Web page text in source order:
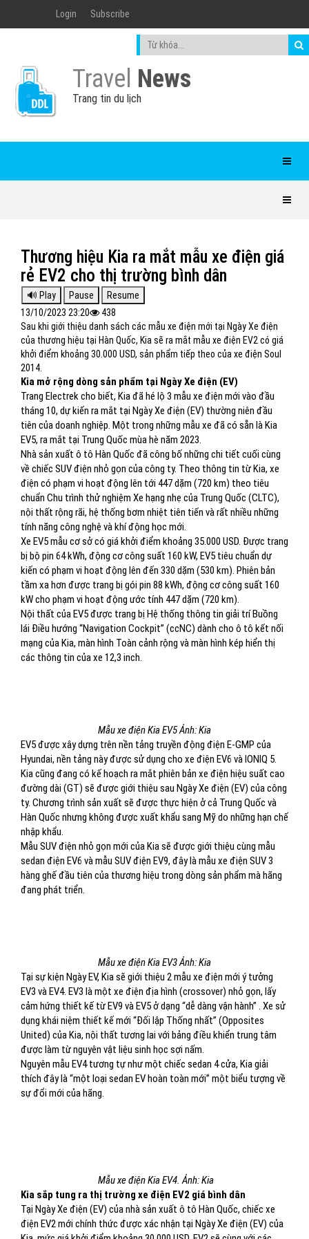
Login Subscribe
Travel News
Trang tin du lịch
Thương hiệu Kia ra mắt mẫu xe điện giá
rẻ EV2 cho thị trường bình dân
13/10/2023 23:20
438
Sau khi giới thiệu danh sách các mẫu xe điện mới tại Ngày Xe điện
của thương hiệu tại Hàn Quốc, Kia sẽ ra mắt mẫu xe điện EV2 có giá
khởi điểm khoảng 30.000 USD, sản phẩm tiếp theo của xe điện Soul
2014.
Kia mở rộng dòng sản phẩm tại Ngày Xe điện (EV)
Trang Electrek cho biết, Kia đã hé lộ 3 mẫu xe điện mới vào đầu
tháng 10, dự kiến ​​ra mắt tại Ngày Xe điện (EV) thường niên đầu
tiên của doanh nghiệp. Một trong những mẫu xe đã có sẵn là Kia
EV5, ra mắt tại Trung Quốc mùa hè năm 2023.
Nhà sản xuất ô tô Hàn Quốc đã công bố những chi tiết cuối cùng
về chiếc SUV điện nhỏ gọn của công ty. Theo thông tin từ Kia, xe
điện có phạm vi hoạt động lên tới 447 dặm (720 km) theo tiêu
chuẩn Chu trình thử nghiệm Xe hạng nhẹ của Trung Quốc (CLTC),
nội thất rộng rãi, hệ thống bơm nhiệt tiên tiến và rất nhiều những
tính năng công nghệ và khí động học mới.
Xe EV5 mẫu cơ sở có giá khởi điểm khoảng 35.000 USD. Được trang
bị bộ pin 64 kWh, động cơ công suất 160 kW, EV5 tiêu chuẩn dự
kiến có phạm vi hoạt động lên đến 330 dặm (530 km). Phiên bản
tầm xa hơn được trang bị gói pin 88 kWh, động cơ công suất 160
kW cho phạm vi hoạt động ước tính 447 dặm (720 km).
Nội thất của EV5 được trang bị Hệ thống thông tin giải trí Buồng
lái Điều hướng “Navigation Cockpit” (ccNC) dành cho ô tô kết nối
mạng của Kia, màn hình Toàn cảnh rộng và màn hình kép hiển thị
các thông tin của xe 12,3 inch.
Mẫu xe điện Kia EV5 Ảnh: Kia
EV5 được xây dựng trên nền tảng truyền động điện E-GMP của
Hyundai, nền tảng này được sử dụng cho xe điện EV6 và IONIQ 5.
Kia cũng đang có kế hoạch ra mắt phiên bản xe điện hiệu suất cao
đường dài (GT) sẽ được giới thiệu sau Ngày Xe điện (EV) của công
ty. Chương trình sản xuất sẽ được thực hiện ở cả Trung Quốc và
Hàn Quốc nhưng không được xuất khẩu sang Mỹ do những hạn chế
nhập khẩu.
Mẫu SUV điện nhỏ gọn mới của Kia sẽ được giới thiệu cùng mẫu
sedan điện EV6 và mẫu SUV điện EV9, đây là mẫu xe điện SUV 3
hàng ghế đầu tiên của thương hiệu trong dòng sản phẩm mà hãng
đang phát triển.
Mẫu xe điện Kia EV3 Ảnh: Kia
Tại sự kiện Ngày EV, Kia sẽ giới thiệu 2 mẫu xe điện mới ý tưởng
EV3 và EV4. EV3 là một xe điện địa hình (crossover) nhỏ gọn, lấy
cảm hứng thiết kế từ EV9 và EV5 ở dạng “dễ dàng vận hành” . Xe sử
dụng khái niệm thiết kế mới “Đối lập Thống nhất” (Opposites
United) của Kia, nội thất tương lai với bảng điều khiển trung tâm
được làm từ nguyên vật liệu sinh học sợi nấm.
Nguyên mẫu EV4 tương tự như một chiếc sedan 4 cửa, Kia giải
thích đây là “một loại sedan EV hoàn toàn mới” một biểu tượng về
sự đổi mới của hãng.
Mẫu xe điện Kia EV4. Ảnh: Kia
Kia sắp tung ra thị trường xe điện EV2 giá bình dân
Tại Ngày Xe điện (EV) của nhà sản xuất ô tô Hàn Quốc, chiếc xe
điện EV2 mới chính thức được xác nhận tại Ngày Xe điện (EV) của